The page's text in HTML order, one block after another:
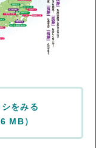
をみる
MB）